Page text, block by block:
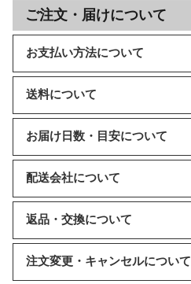
ご注文・届けについて
お支払い方法について
送料について
お届け日数・目安について
配送会社について
返品・交換について
注文変更・キャンセルについて